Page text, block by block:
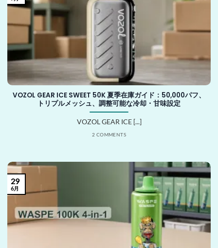
VOZOL GEAR ICE SWEET 50K 夏季在庫ガイド：50,000パフ、
トリプルメッシュ、調整可能な冷却・甘味設定
VOZOL GEAR ICE [...]
2 COMMENTS
29
6月